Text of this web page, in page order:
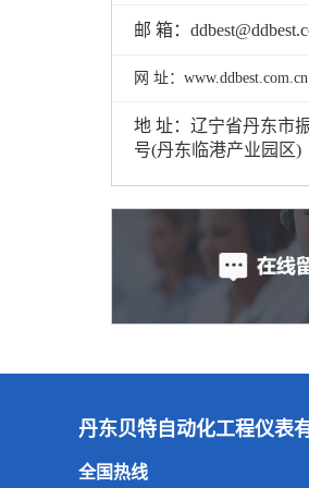
邮 箱：
网 址：www.ddbest.com.cn
地 址： 辽宁省丹东市
号(丹东临港产业园区)
丹东贝特自动化工程仪表
全国热线